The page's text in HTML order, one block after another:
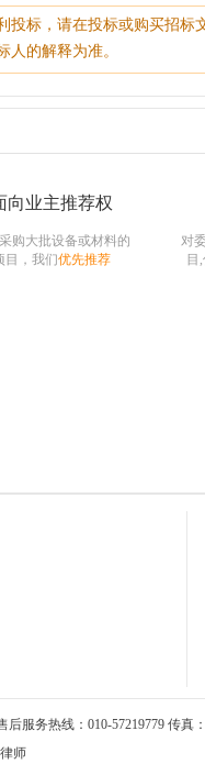
投标，请在投标或购买招
人的解释为准。
向业主推荐权
购大批设备或材料的
目，我们优先推荐
对
目
服务热线：010-57219779 传真
师